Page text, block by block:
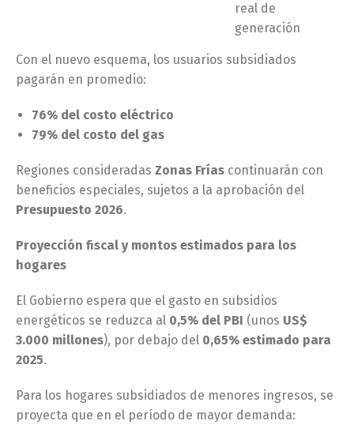
real de
generación
Con el nuevo esquema, los usuarios subsidiados
pagarán en promedio:
76% del costo eléctrico
79% del costo del gas
Regiones consideradas Zonas Frías continuarán con
beneficios especiales, sujetos a la aprobación del
Presupuesto 2026.
Proyección fiscal y montos estimados para los
hogares
El Gobierno espera que el gasto en subsidios
energéticos se reduzca al 0,5% del PBI (unos US$
3.000 millones), por debajo del 0,65% estimado para
2025.
Para los hogares subsidiados de menores ingresos, se
proyecta que en el período de mayor demanda: